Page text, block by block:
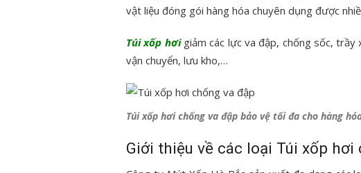
vật liệu đóng gói hàng hóa chuyên dụng được
Túi xốp hơigiảm các lực va đập, chống sốc,
vận chuyển, lưu kho,…
Túi xốp hơi chống va đập bảo vệ tối đa cho hàng
Giới thiệu về các loại Túi xốp hơi